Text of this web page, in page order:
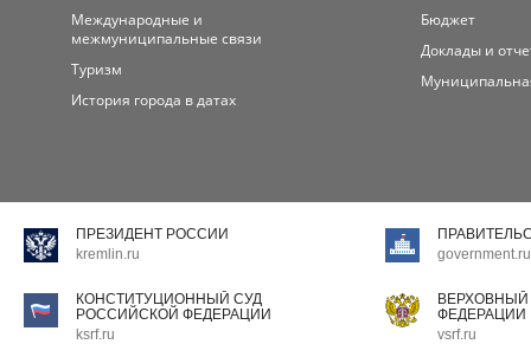
Международные и
межмуниципальные связи
Туризм
История города в датах
Бюджет
Доклады и
ПРЕЗИДЕНТ РОССИИ
kremlin.ru
government.ru
КОНСТИТУЦИОННЫЙ СУД
РОССИЙСКОЙ ФЕДЕРАЦИИ
ksrf.ru
ФЕДЕРАЦИИ
vsrf.ru